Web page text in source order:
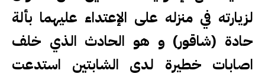
لزيارته في منزله على الإعتداء عليهما بألة
حادة (شاقور) و هو الحادث الذي خلف
اصابات خطيرة لدى الشابتين استدعت